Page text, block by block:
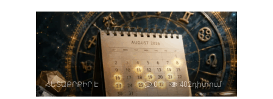
ՀԵՏԱՔՐՔԻՐ Է 0 402դիտում